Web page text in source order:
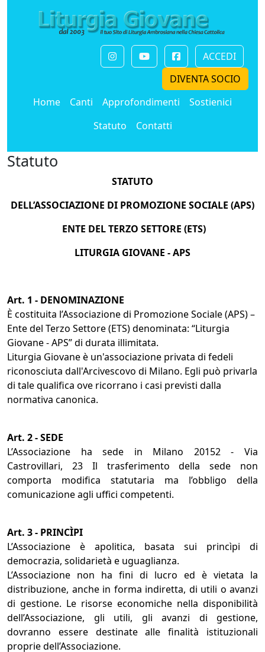
ACCEDI
DIVENTA SOCIO
Home
Canti Approfondimenti
Sostienici
Statuto
Contatti
Statuto
STATUTO
DELL’ASSOCIAZIONE DI PROMOZIONE SOCIALE (APS)
ENTE DEL TERZO SETTORE (ETS)
LITURGIA GIOVANE - APS
Art. 1 - DENOMINAZIONE
È costituita l’Associazione di Promozione Sociale (APS) –
Ente del Terzo Settore (ETS) denominata: “Liturgia
Giovane - APS” di durata illimitata.
Liturgia Giovane è un'associazione privata di fedeli
riconosciuta dall'Arcivescovo di Milano. Egli può privarla
di tale qualifica ove ricorrano i casi previsti dalla
normativa canonica.
Art. 2 - SEDE
L’Associazione ha sede in Milano 20152 - Via
Castrovillari, 23 Il trasferimento della sede non
comporta modifica statutaria ma l’obbligo della
comunicazione agli uffici competenti.
Art. 3 - PRINCÌPI
L’Associazione è apolitica, basata sui princìpi di
democrazia, solidarietà e uguaglianza.
L’Associazione non ha fini di lucro ed è vietata la
distribuzione, anche in forma indiretta, di utili o avanzi
di gestione. Le risorse economiche nella disponibilità
dell’Associazione, gli utili, gli avanzi di gestione,
dovranno essere destinate alle finalità istituzionali
proprie dell’Associazione.